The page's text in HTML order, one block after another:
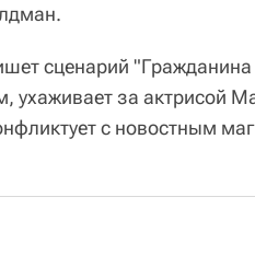
сценарий "Гражданина
ухаживает за актрисой
с новостным